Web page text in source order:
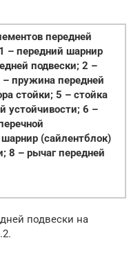
передней
– передний шарнир
подвески; 2 –
– пружина передней
стойки; 5 – стойка
устойчивости; 6 –
(сайлентблок)
8 – рычаг передней
подвески на